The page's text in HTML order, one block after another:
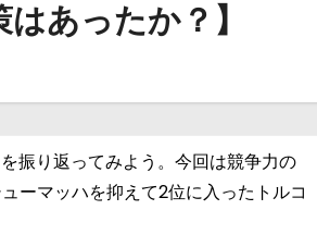
あったか？】
振り返ってみよう。今回は競争力の
ーマッハを抑えて2位に入ったトルコ